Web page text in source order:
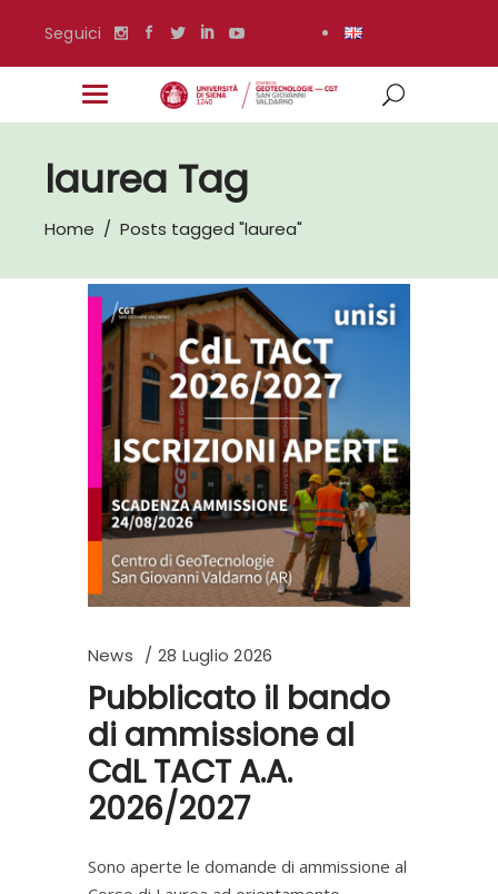
Seguici
laurea Tag
Home / Posts tagged "laurea"
News 28 Luglio 2026
Pubblicato il bando
di ammissione al
CdL TACT A.A.
2026/2027
Sono aperte le domande di ammissione al